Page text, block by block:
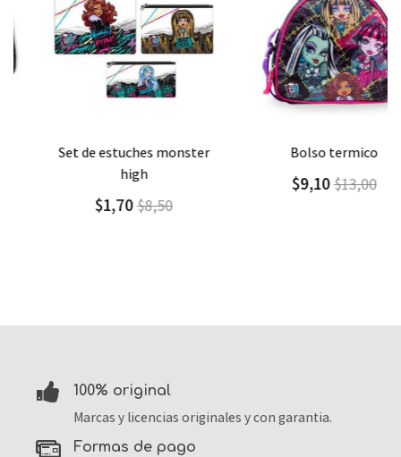
Agregar Detalle
$1,70$8,50
Detalle
bolso termico
$9,10$13,00
100% original
Marcas y licencias originales y con garantia.
formas de pago